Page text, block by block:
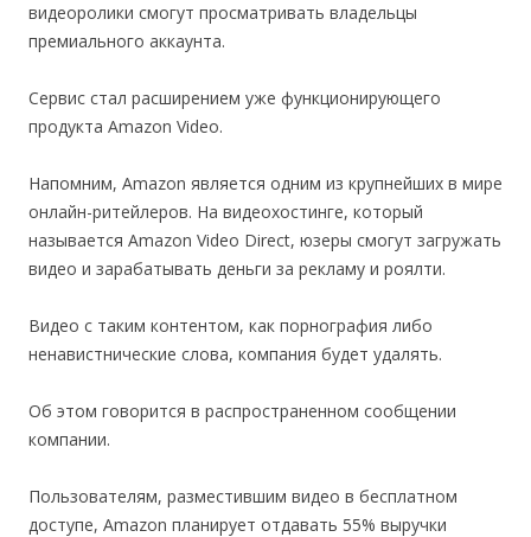
видеоролики смогут просматривать владельцы
премиального аккаунта.
Сервис стал расширением уже функционирующего
продукта Amazon Video.
Напомним, Amazon является одним из крупнейших в мире
онлайн-ритейлеров. На видеохостинге, который
называется Amazon Video Direct, юзеры смогут загружать
видео и зарабатывать деньги за рекламу и роялти.
Видео с таким контентом, как порнография либо
ненавистнические слова, компания будет удалять.
Об этом говорится в распространенном сообщении
компании.
Пользователям, разместившим видео в бесплатном
доступе, Amazon планирует отдавать 55% выручки